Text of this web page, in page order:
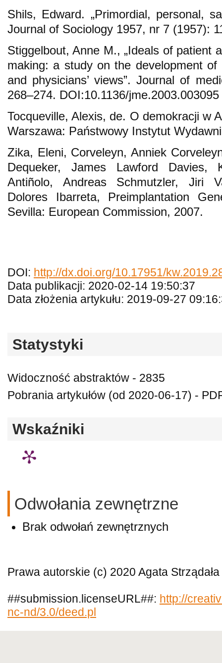
Shils, Edward. „Primordial, personal,
Journal of Sociology 1957, nr 7 (1957):
Stiggelbout, Anne M., „Ideals of patient
making: a study on the development
and physicians’ views”. Journal of
268–274. DOI:10.1136/jme.2003.003095
Tocqueville, Alexis, de. O demokracji w
Warszawa: Państwowy Instytut
Zika, Eleni, Corveleyn, Anniek
Dequeker, James Lawford Davies,
Antiñolo, Andreas Schmutzler, Jiri
Dolores Ibarreta, Preimplantation
Sevilla: European Commission, 2007.
DOI: http://dx.doi.org/10.17951/
Data publikacji: 2020-02-14 19:50:37
Data złożenia artykułu: 2019-09-27
Statystyki
Widoczność abstraktów - 2835
Pobrania artykułów (od 2020-06-17) -
Wskaźniki
Odwołania zewnętrzne
Brak odwołań zewnętrznych
Prawa autorskie (c) 2020 Agata Strządała
##submission.licenseURL##: http://
nc-nd/3.0/deed.pl